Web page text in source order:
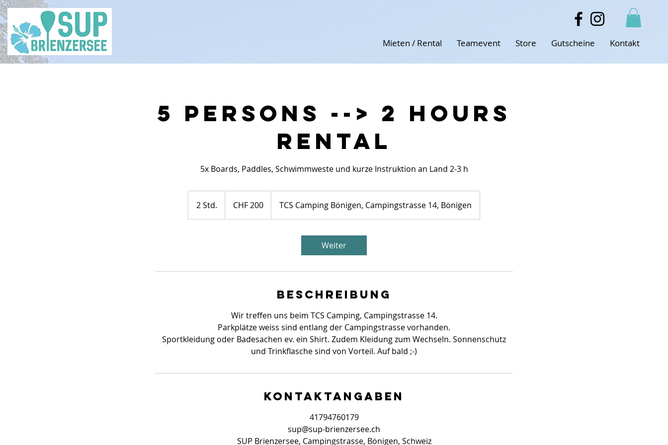
Mieten / Rental Teamevent Store Gutscheine Kontakt
5 persons --> 2 hours
rental
5x Boards, Paddles, Schwimmweste und kurze Instruktion an Land 2-3 h
2 Std.
S
Franken
CHF 200 TCS Camping Bönigen, Campingstrasse 14, Bönigen
Weiter
Beschreibung
Wir treffen uns beim TCS Camping, Campingstrasse 14.
Parkplätze weiss sind entlang der Campingstrasse vorhanden.
Sportkleidung oder Badesachen ev. ein Shirt. Zudem Kleidung zum Wechseln. Sonnenschutz
und Trinkflasche sind von Vorteil. Auf bald ;-)
Kontaktangaben
41794760179
sup@sup-brienzersee.ch
SUP Brienzersee, Campingstrasse, Bönigen, Schweiz